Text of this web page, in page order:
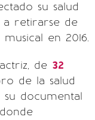
su salud
a retirarse de
en 2016.
de 32
de la salud
documental